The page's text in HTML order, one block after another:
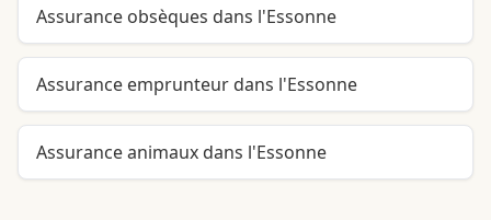
Assurance obsèques dans l'Essonne
Assurance emprunteur dans l'Essonne
Assurance animaux dans l'Essonne